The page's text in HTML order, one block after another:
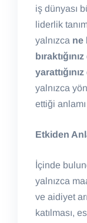
iş dünyası
liderlik
yalnızca ne
bıraktığınız
yarattığınız
yalnızca
ettiği
Etkiden
İçinde
yalnızca
ve aidiyet
katılması,